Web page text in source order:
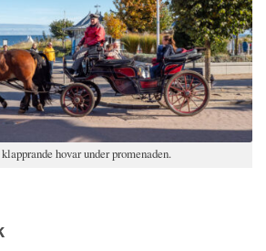
hovar under promenaden.